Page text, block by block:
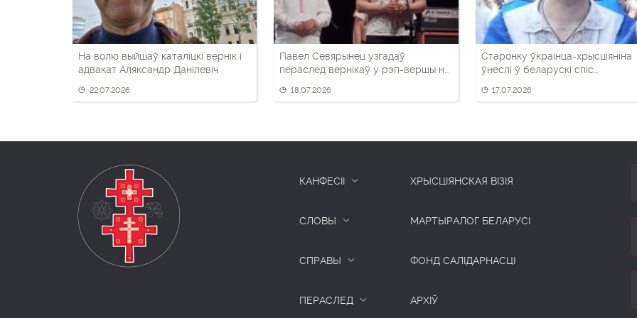
На волю выйшаў каталіцкі вернік і
адвакат Аляксандр Данілевіч
22.07.2026
Павел Севярынец узгадаў
пераслед вернікаў у рэп-вершы на
18.07.2026
Старонку ўкраінца-хрысціяніна
ўнеслі ў беларускі спіс
17.07.2026
КАНФЕСІІ
СЛОВЫ
СПРАВЫ
ПЕРАСЛЕД
ХРЫСЦІЯНСКАЯ ВІЗІЯ
МАРТЫРАЛОГ БЕЛАРУСІ
ФОНД САЛІДАРНАСЦІ
АРХІЎ